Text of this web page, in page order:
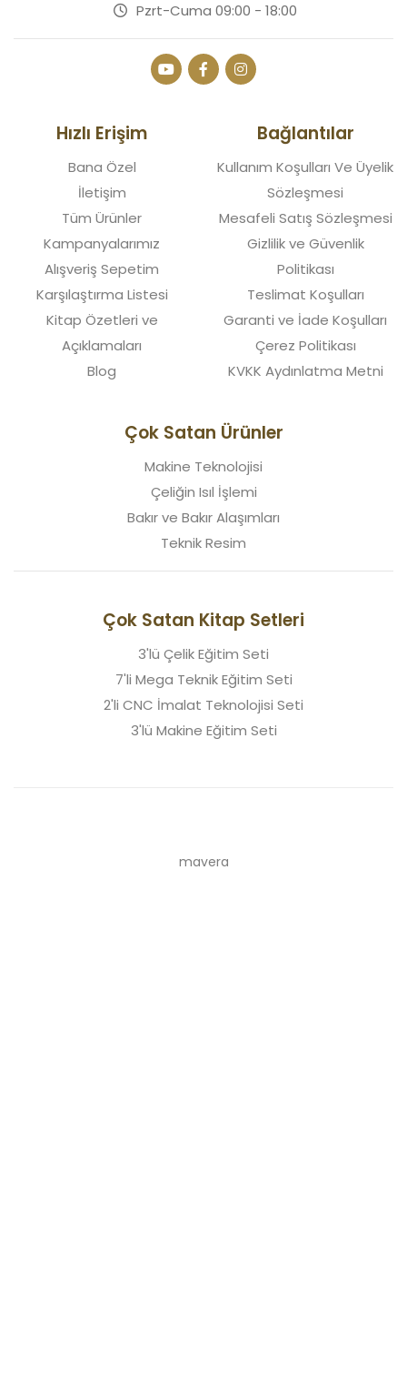
Pzrt-Cuma 09:00 - 18:00
Hızlı Erişim
Bana Özel
İletişim
Tüm Ürünler
Kampanyalarımız
Alışveriş Sepetim
Karşılaştırma Listesi
Kitap Özetleri ve
Açıklamaları
Blog
Bağlantılar
Kullanım Koşulları Ve Üyelik
Sözleşmesi
Mesafeli Satış Sözleşmesi
Gizlilik ve Güvenlik
Politikası
Teslimat Koşulları
Garanti ve İade Koşulları
Çerez Politikası
KVKK Aydınlatma Metni
Çok Satan Ürünler
Makine Teknolojisi
Çeliğin Isıl İşlemi
Bakır ve Bakır Alaşımları
Teknik Resim
Çok Satan Kitap Setleri
3'lü Çelik Eğitim Seti
7'li Mega Teknik Eğitim Seti
2'li CNC İmalat Teknolojisi Seti
3'lü Makine Eğitim Seti
mavera